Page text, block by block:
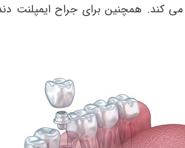
می کند. همچنین برای جراح ایمپلنت